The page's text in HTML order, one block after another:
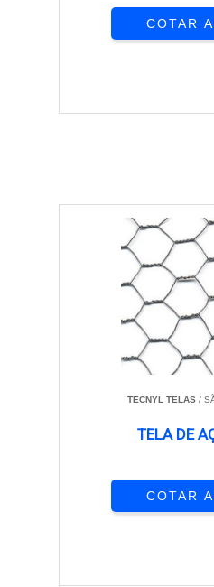
COTAR
TECNYL TELAS/
TELA DE
COTAR